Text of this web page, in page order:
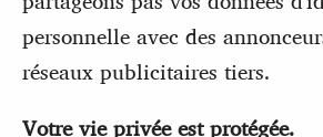
personnelle avec des
réseaux publicitaires tiers.
Votre vie privée est protégée.